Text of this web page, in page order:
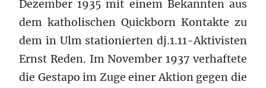
Dezember 1935 mit einem Bekannten aus
dem katholischen Quickborn Kontakte zu
dem in Ulm stationierten dj.1.11-Aktivisten
Ernst Reden. Im November 1937 verhaftete
die Gestapo im Zuge einer Aktion gegen die